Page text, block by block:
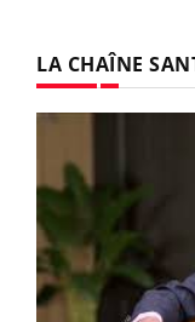
LA CHAÎNE